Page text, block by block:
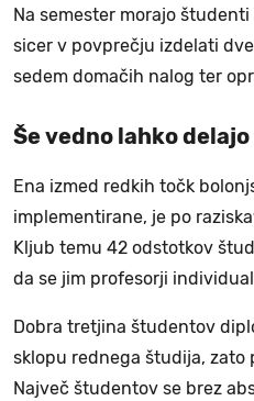
Na semester morajo
sicer v povprečju izdelati
sedem domačih nalog ter
Še vedno lahko delajo
Ena izmed redkih točk
implementirane, je po
Kljub temu 42 odstotkov
da se jim profesorji
Dobra tretjina študentov
sklopu rednega študija, zato
Največ študentov se brez